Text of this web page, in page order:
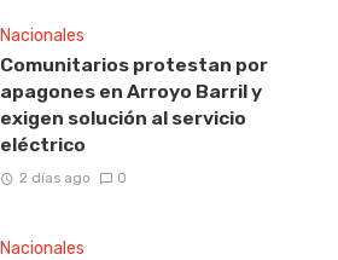
Nacionales
Comunitarios protestan por
apagones en Arroyo Barril y
exigen solución al servicio
eléctrico
2 días ago 0
Nacionales